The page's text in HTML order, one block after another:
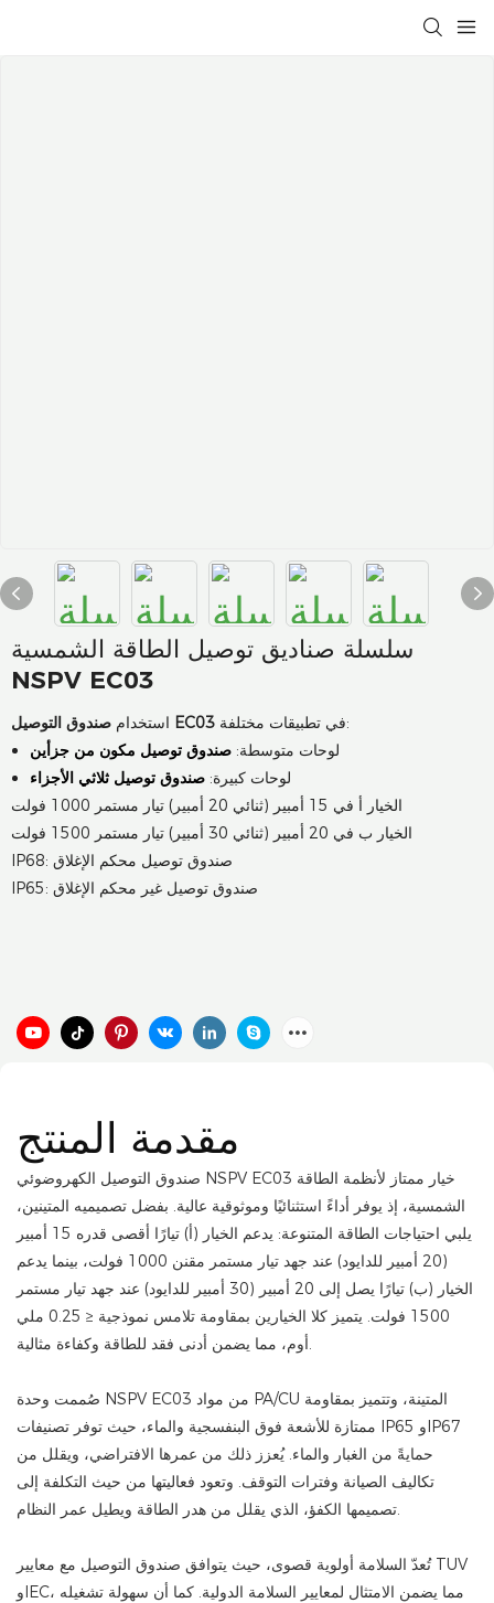
سلسلة صناديق توصيل الطاقة الشمسية
NSPV EC03
استخدام صندوق التوصيل EC03
في تطبيقات مختلفة:
لوحات متوسطة:صندوق توصيل مكون من جزأين
لوحات كبيرة:صندوق توصيل ثلاثي الأجزاء
الخيار أ في 15 أمبير (ثنائي 20 أمبير) تيار مستمر 1000 فولت
الخيار ب في 20 أمبير (ثنائي 30 أمبير) تيار مستمر 1500 فولت
IP68: صندوق توصيل محكم الإغلاق
IP65: صندوق توصيل غير محكم الإغلاق
مقدمة المنتج
صندوق التوصيل الكهروضوئي NSPV EC03 خيار ممتاز لأنظمة الطاقة
الشمسية، إذ يوفر أداءً استثنائيًا وموثوقية عالية. بفضل تصميميه المتينين،
يلبي احتياجات الطاقة المتنوعة: يدعم الخيار (أ) تيارًا أقصى قدره 15 أمبير
(20 أمبير للدايود) عند جهد تيار مستمر مقنن 1000 فولت، بينما يدعم
الخيار (ب) تيارًا يصل إلى 20 أمبير (30 أمبير للدايود) عند جهد تيار مستمر
1500 فولت. يتميز كلا الخيارين بمقاومة تلامس نموذجية ≤ 0.25 ملي
أوم، مما يضمن أدنى فقد للطاقة وكفاءة مثالية.
صُممت وحدة NSPV EC03 من مواد PA/CU المتينة، وتتميز بمقاومة
ممتازة للأشعة فوق البنفسجية والماء، حيث توفر تصنيفات IP65 وIP67
حمايةً من الغبار والماء. يُعزز ذلك من عمرها الافتراضي، ويقلل من
تكاليف الصيانة وفترات التوقف. وتعود فعاليتها من حيث التكلفة إلى
تصميمها الكفؤ، الذي يقلل من هدر الطاقة ويطيل عمر النظام.
تُعدّ السلامة أولوية قصوى، حيث يتوافق صندوق التوصيل مع معايير TUV
وIEC، مما يضمن الامتثال لمعايير السلامة الدولية. كما أن سهولة تشغيله